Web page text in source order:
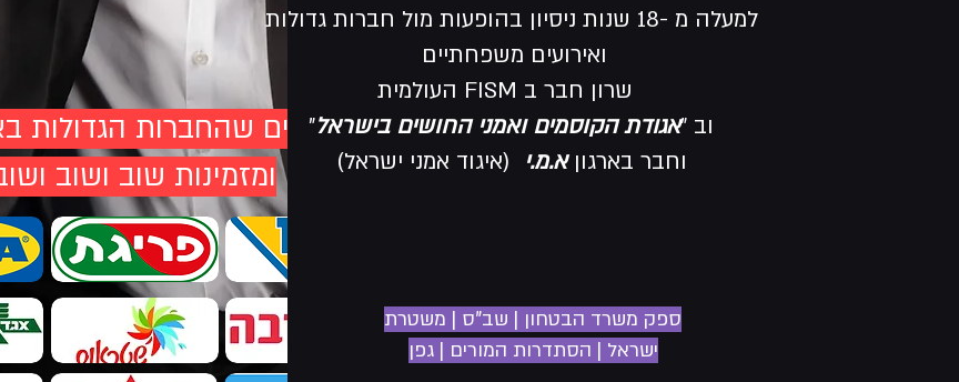
אמן החושים שהחברות הגדולות
ומזמינות שוב ושוב
למעלה מ -18 שנות ניסיון בהופעות מול חברות גדולות
ואירועים משפחתיים
שרון חבר ב FISM העולמית
וב "אגודת הקוסמים ואמני החושים בישראל"
וחבר בארגוןא.מ.י (איגוד אמני ישראל)
ספק משרד הבטחון | שב"ס | משטרת
ישראל | הסתדרות המורים | גפן